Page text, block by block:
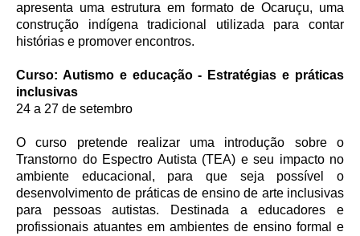
apresenta uma estrutura em formato de Ocaruçu, uma
construção indígena tradicional utilizada para contar
histórias e promover encontros.
Curso: Autismo e educação - Estratégias e práticas
inclusivas
24 a 27 de setembro
O curso pretende realizar uma introdução sobre o
Transtorno do Espectro Autista (TEA) e seu impacto no
ambiente educacional, para que seja possível o
desenvolvimento de práticas de ensino de arte inclusivas
para pessoas autistas. Destinada a educadores e
profissionais atuantes em ambientes de ensino formal e